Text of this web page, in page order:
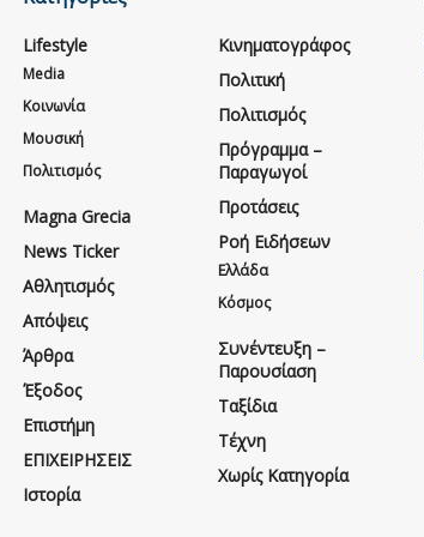
Lifestyle
Media
Κοινωνία
Μουσική
Πολιτισμός
Magna Grecia
News Ticker
Αθλητισμός
Απόψεις
Άρθρα
Έξοδος
Επιστήμη
ΕΠΙΧΕΙΡΗΣΕΙΣ
Ιστορία
Κινηματογράφος
Πολιτική
Πολιτισμός
Πρόγραμμα –
Παραγωγοί
Προτάσεις
Ροή Ειδήσεων
Ελλάδα
Κόσμος
Συνέντευξη –
Παρουσίαση
Ταξίδια
Τέχνη
Χωρίς Κατηγορία